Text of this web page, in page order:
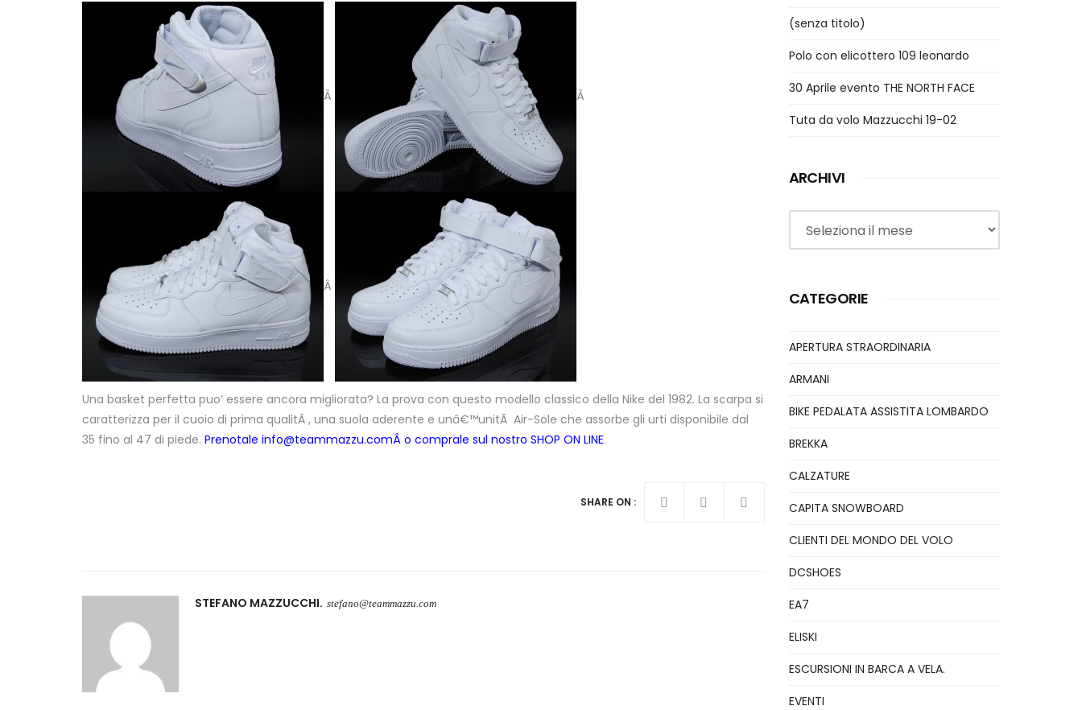
Â Â
Â
Una basket perfetta puo’ essere ancora migliorata? La prova con questo modello classico della Nike del 1982. La scarpa si
caratterizza per il cuoio di prima qualitÃ , una suola aderente e unâ€™unitÃ Air-Sole che assorbe gli urti disponibile dal
35 fino al 47 di piede. Prenotale info@teammazzu.comÂ o comprale sul nostro SHOP ON LINE.
SHARE ON :
STEFANO MAZZUCCHI stefano@teammazzu.com
(senza titolo)
Polo con elicottero 109 leonardo
30 Aprile evento THE NORTH FACE
Tuta da volo Mazzucchi 19-02
ARCHIVI
Archivi
CATEGORIE
APERTURA STRAORDINARIA
ARMANI
BIKE PEDALATA ASSISTITA LOMBARDO
BREKKA
CALZATURE
CAPITA SNOWBOARD
CLIENTI DEL MONDO DEL VOLO
DCSHOES
EA7
ELISKI
ESCURSIONI IN BARCA A VELA.
EVENTI